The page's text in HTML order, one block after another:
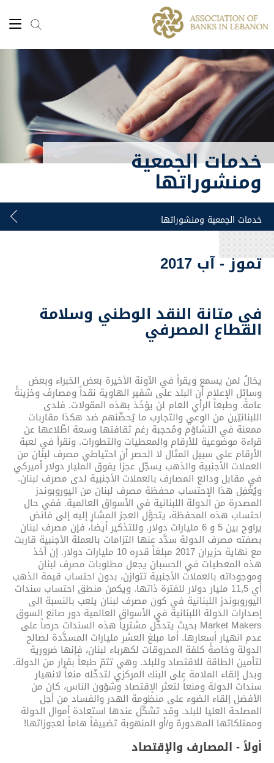
خدمات الجمعية
ومنشوراتها
تموز - آب 2017
في متانة النقد الوطني وسلامة
القطاع المصرفي
يخالُ لمن يسمع ويقرأ في الآونة الأخيرة بعض الخبراء وبعض
وسائل الإعلام أن البلد على شفير الهاوية نقداً ومصارفَ وخزينةً
عامةً. وطبعاً الرأي العام لن يؤخَذ بهذه المقولات. فلدى
اللبنانيّين من الوعي والتجارب ما يُحصِّنهم ضد هكذا مقاربات
ممعنة في التشاؤم ومُحجبة رغم ثقافتها وسعة اطّلاعها عن
قراءة موضوعية للأرقام والمعطيات والتطورات. ونقرأ في لعبة
الأرقام على سبيل المثال لا الحصر أن احتياطي مصرف لبنان من
العملات الأجنبية والذهب يسجّل عجزاً يفوق المليار دولار أميركي
في مقابل ودائع المصارف بالعملات الأجنبية لدى مصرف لبنان.
ويُغفِل هذا الإحتساب محفظة مصرف لبنان من اليوروبوندز
المصدرة من الدولة اللبنانية في الأسواق العالمية. ففي حال
احتساب هذه المحفظة، يتحوَّل العجز المشار إليه إلى فائض
يراوح بين 5 و 6 مليارات دولار. وللتذكير أيضاً، فإن مصرف لبنان
بصفته مصرف الدولة سدَّد عنها التزامات بالعملة الأجنبية قاربت
مع نهاية حزيران 2017 مبلغاً قدره 10 مليارات دولار. إن أخذ
هذه المعطيات في الحسبان يجعل مطلوبات مصرف لبنان
وموجوداته بالعملات الأجنبية تتوازن، بدون احتساب قيمة الذهب
أي 11,5 مليار دولار للفترة ذاتها. ويكمن منطق احتساب سندات
اليوروبوندز اللبنانية في كون مصرف لبنان يلعب بالنسبة الى
إصدارات الدولة اللبنانية في الأسواق العالمية دور صانع السوق
Market Makers بحيث يتدخّل مشترياً هذه السندات حرصاً على
عدم انهيار أسعارها. أما مبلغ العشر مليارات المسدَّدة لصالح
الدولة وخاصةً كلفة المحروقات لكهرباء لبنان، فإنها ضرورية
لتأمين الطاقة للاقتصاد وللبلد. وهي تتمّ طبعاً بقرار من الدولة.
وبدل إلقاء الملامة على البنك المركزي لتدخّله منعاً لانهيار
سندات الدولة ومنعاً لتعثر الإقتصاد وشؤون الناس، كان من
الأفضل إلقاء الضوء على منظومة الهدر والفساد من أجل
المصلحة العليا للبلد. وقد تشكّل عندها استعادة أموال الدولة
وممتلكاتها المهدورة و/أو المنهوبة تضييقاً هاماً لعجوزاتها!
أولاً - المصارف والإقتصاد